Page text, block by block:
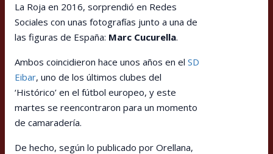
La Roja en 2016, sorprendió en Redes
Sociales con unas fotografías junto a una de
las figuras de España: Marc Cucurella.
Ambos coincidieron hace unos años en el SD
Eibar, uno de los últimos clubes del
‘Histórico’ en el fútbol europeo, y este
martes se reencontraron para un momento
de camaradería.
De hecho, según lo publicado por Orellana,